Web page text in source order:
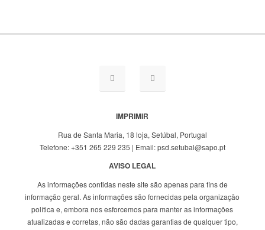
IMPRIMIR
Rua de Santa Maria, 18 loja, Setúbal, Portugal
Telefone: +351 265 229 235 | Email: psd.setubal@sapo.pt
AVISO LEGAL
As informações contidas neste site são apenas para fins de
informação geral. As informações são fornecidas pela organização
política e, embora nos esforcemos para manter as informações
atualizadas e corretas, não são dadas garantias de qualquer tipo,